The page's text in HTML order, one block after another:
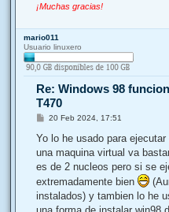
¡Muchas gracias!
mario011
Usuario linuxero
Re: Windows 98
T470
M
n
a
j
20 Feb 2024, 17:51
Yo lo he usado para
una maquina virtual va
es de 2 nucleos pero si se
extremadamente bien
instalados) y tambien lo he